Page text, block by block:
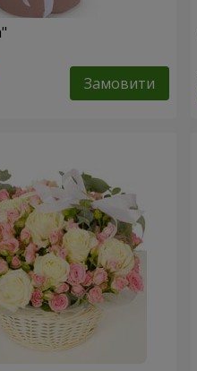
Замовити